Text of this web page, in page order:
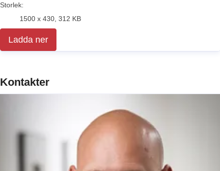
Storlek:
1500 x 430, 312 KB
Ladda ner
Kontakter